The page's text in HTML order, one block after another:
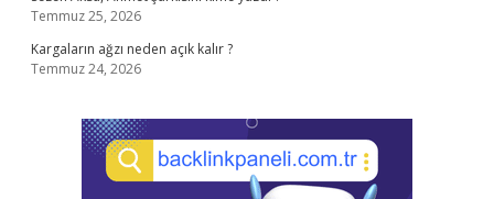
Temmuz 25, 2026
Kargaların ağzı neden açık kalır ?
Temmuz 24, 2026